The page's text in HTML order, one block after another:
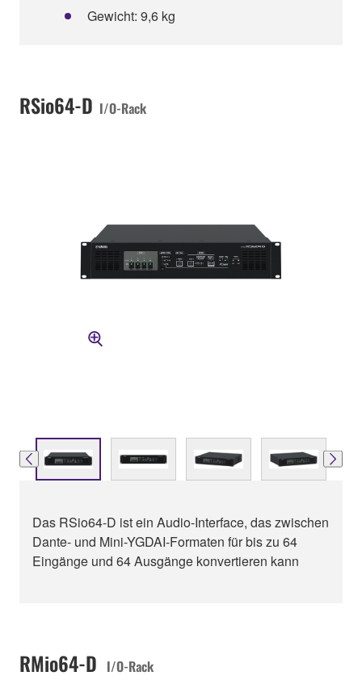
Gewicht: 9,6 kg
RSio64-D I/O-Rack
Das RSio64-D ist ein Audio-Interface, das zwischen
Dante- und Mini-YGDAI-Formaten für bis zu 64
Eingänge und 64 Ausgänge konvertieren kann
RMio64-D I/O-Rack